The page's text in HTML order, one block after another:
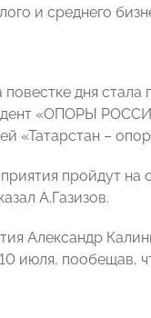
и среднего
дня
«ОПОРЫ
«Татарстан –
пройдут на
А.Газизов.
Александр
июля, пообещав,